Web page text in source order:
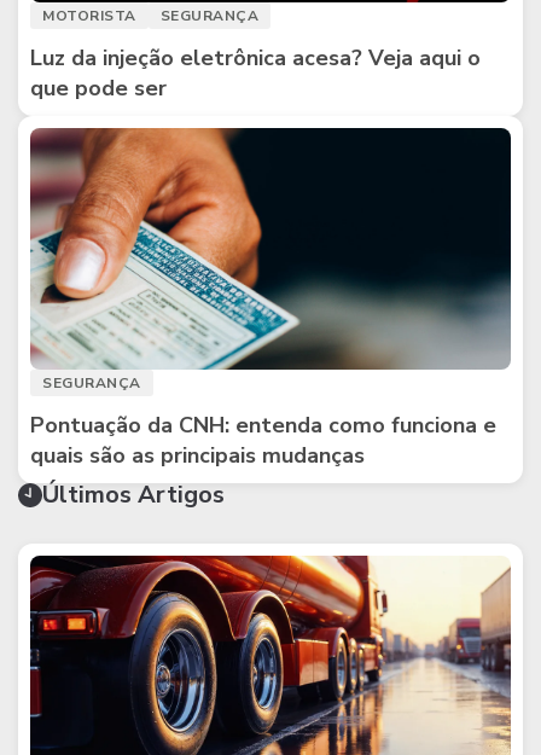
MOTORISTA SEGURANÇA
Luz da injeção eletrônica acesa? Veja aqui o
que pode ser
SEGURANÇA
Pontuação da CNH: entenda como funciona e
quais são as principais mudanças
Últimos Artigos